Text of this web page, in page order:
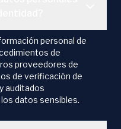
personal de
de
proveedores de
de verificación de
auditados
datos sensibles.